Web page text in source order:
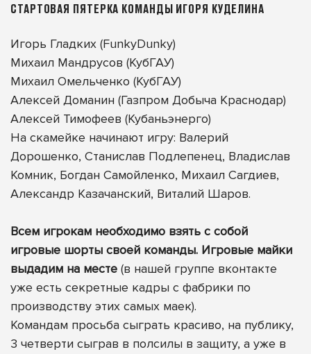
СТАРТОВАЯ ПЯТЕРКА КОМАНДЫ ИГОРЯ КУДЕЛИНА
Игорь Гладких (FunkyDunky)
Михаил Мандрусов (КубГАУ)
Михаил Омельченко (КубГАУ)
Алексей Доманин (Газпром Добыча Краснодар)
Алексей Тимофеев (Кубаньэнерго)
На скамейке начинают игру: Валерий
Дорошенко, Станислав Подлепенец, Владислав
Комник, Богдан Самойленко, Михаил Сагдиев,
Александр Казачанский, Виталий Шаров.
Всем игрокам необходимо взять с собой
игровые шорты своей команды. Игровые майки
выдадим на месте (в нашей группе вконтакте
уже есть секретные кадры с фабрики по
производству этих самых маек).
Командам просьба сыграть красиво, на публику,
3 четверти сыграв в полсилы в защиту, а уже в